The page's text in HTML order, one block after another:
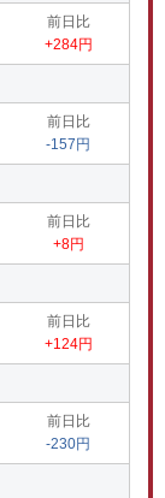
前日比
+284円
前日比
-157円
前日比
+8円
前日比
+124円
前日比
-230円